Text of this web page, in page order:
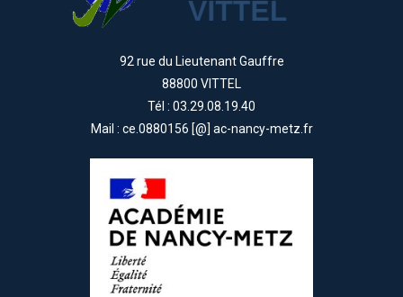
92 rue du Lieutenant Gauffre
88800 VITTEL
Tél : 03.29.08.19.40
Mail : ce.0880156 [@] ac-nancy-metz.fr